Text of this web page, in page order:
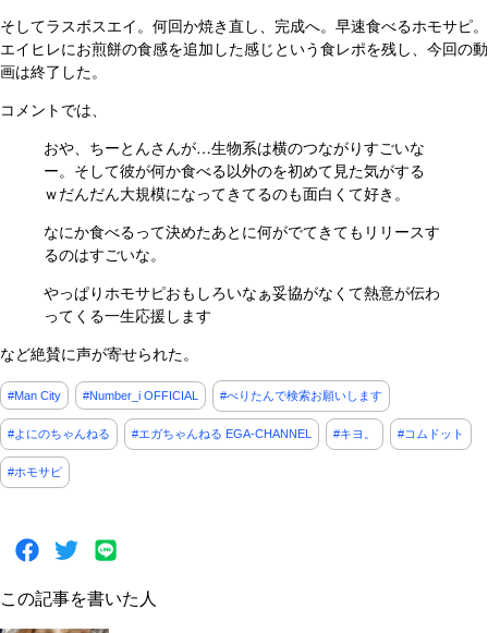
そしてラスボスエイ。何回か焼き直し、完成へ。早速食べるホモサピ。
エイヒレにお煎餅の食感を追加した感じという食レポを残し、今回の動
画は終了した。
コメントでは、
おや、ちーとんさんが…生物系は横のつながりすごいな
ー。そして彼が何か食べる以外のを初めて見た気がする
ｗだんだん大規模になってきてるのも面白くて好き。
なにか食べるって決めたあとに何がでてきてもリリースす
るのはすごいな。
やっぱりホモサピおもしろいなぁ妥協がなくて熱意が伝わ
ってくる一生応援します
など絶賛に声が寄せられた。
#Man City #Number_i OFFICIAL #べりたんで検索お願いします
#よにのちゃんねる #エガちゃんねる EGA-CHANNEL #キヨ。 #コムドット
#ホモサピ
この記事を書いた人